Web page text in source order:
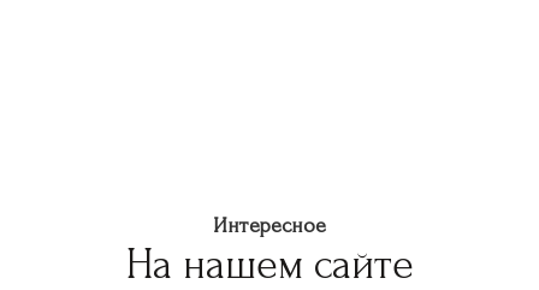
Интересное
На нашем сайте